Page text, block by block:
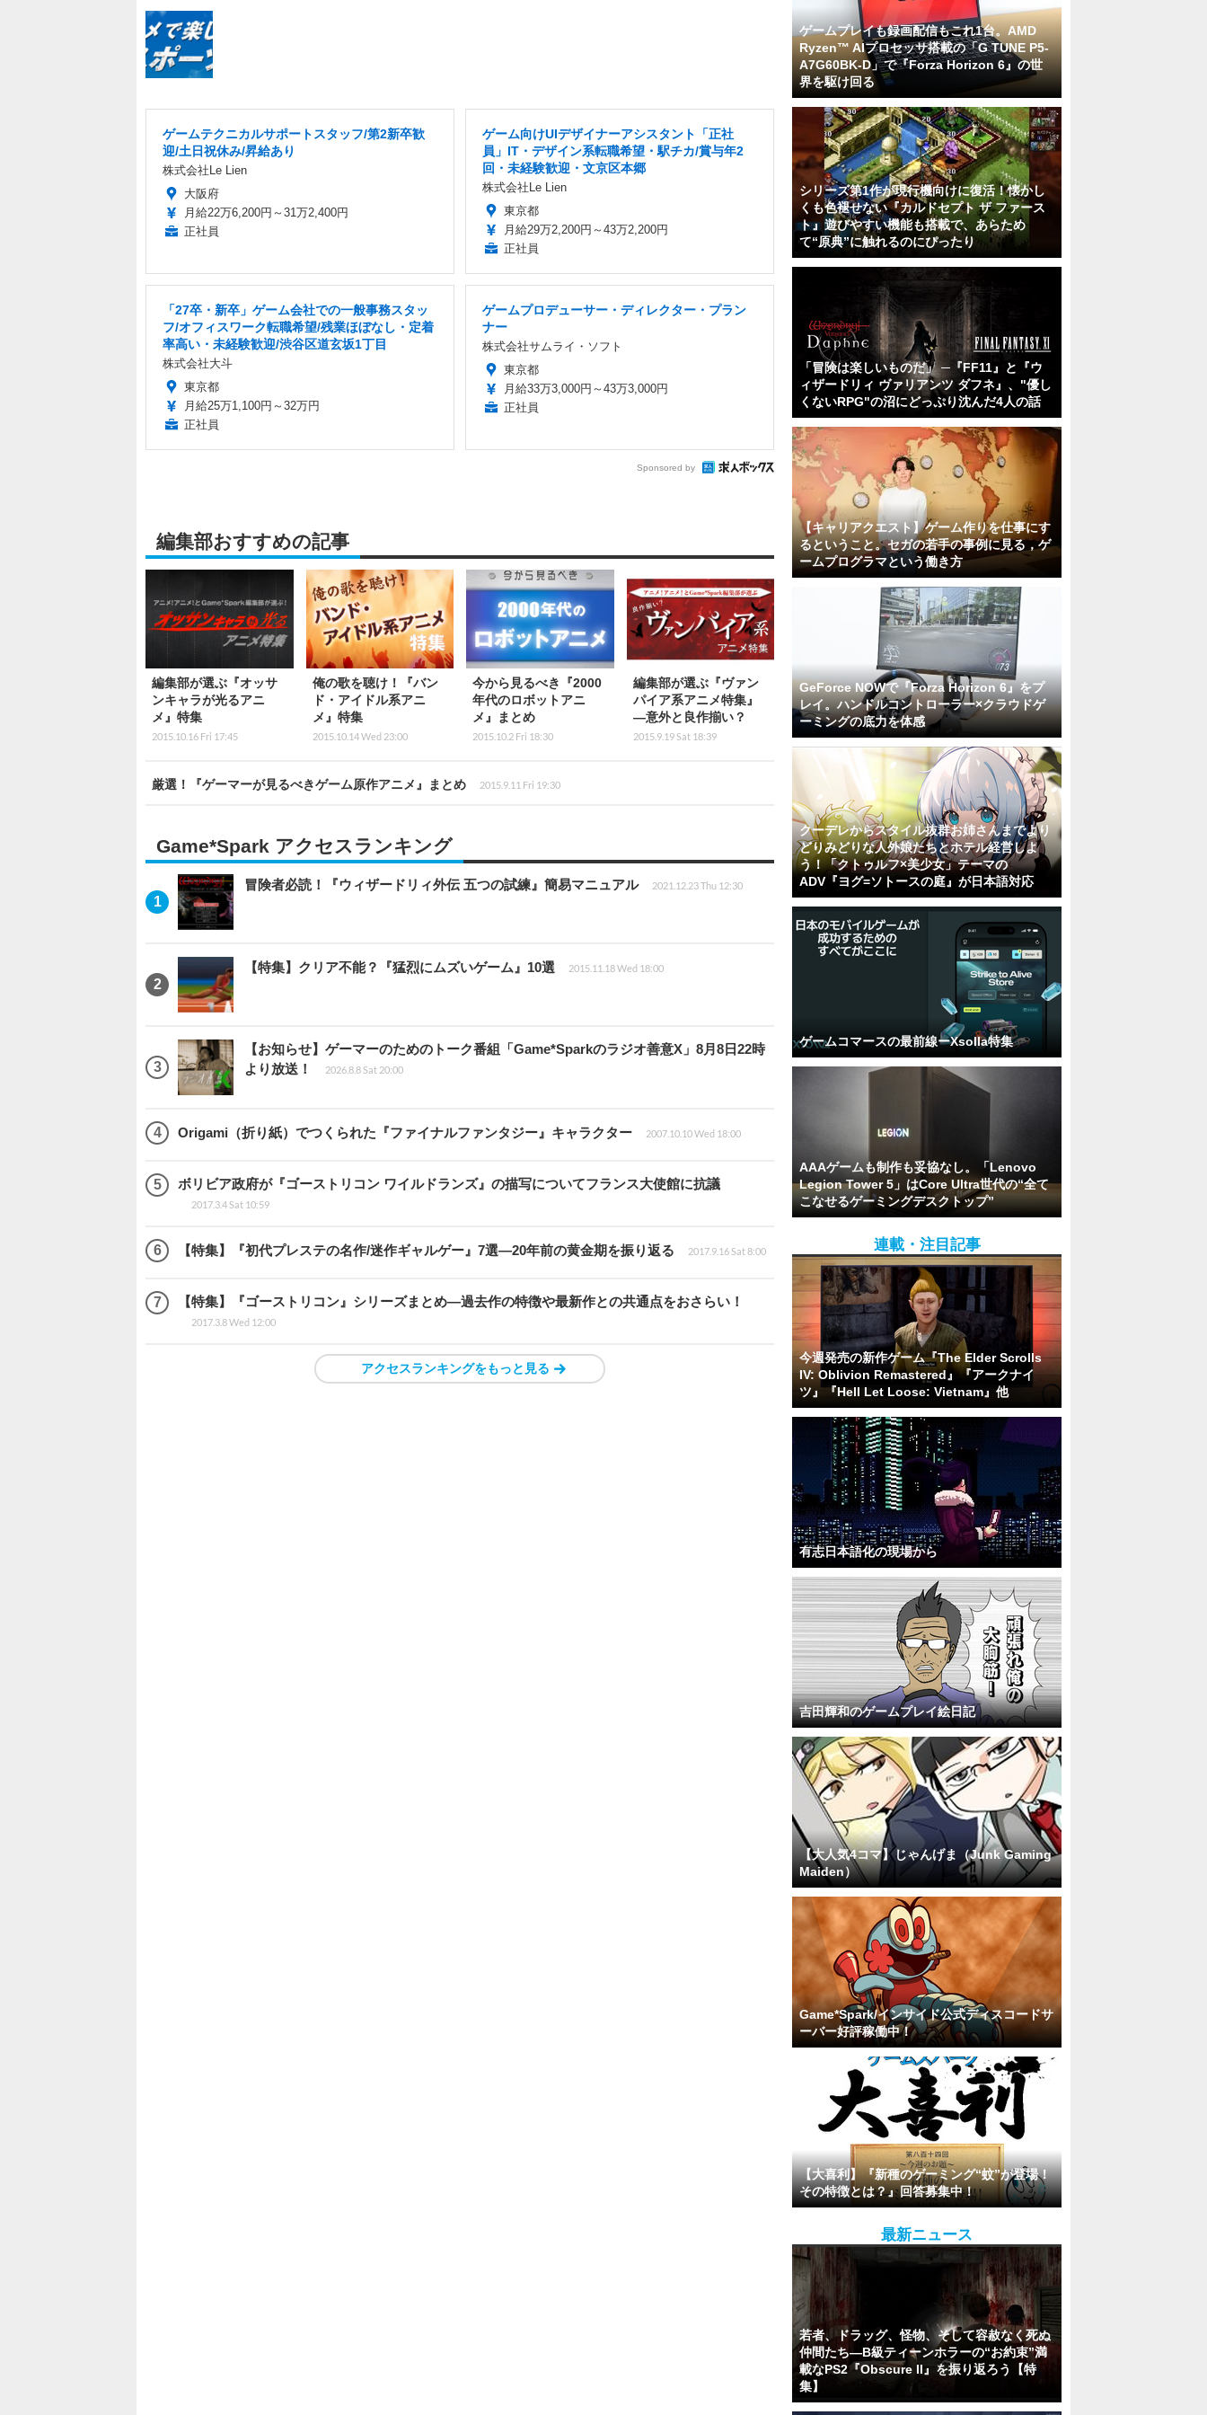
ゲームテクニカルサポートスタッフ/第2新卒歓
迎/土日祝休み/昇給あり
株式会社Le Lien
大阪府
月給22万6,200円～31万2,400円
正社員
ゲーム向けUIデザイナーアシスタント「正社
員」IT・デザイン系転職希望・駅チカ/賞与年2
回・未経験歓迎・文京区本郷
株式会社Le Lien
東京都
月給29万2,200円～43万2,200円
正社員
「27卒・新卒」ゲーム会社での一般事務スタッ
フ/オフィスワーク転職希望/残業ほぼなし・定着
率高い・未経験歓迎/渋谷区道玄坂1丁目
株式会社大斗
東京都
月給25万1,100円～32万円
正社員
ゲームプロデューサー・ディレクター・プラン
ナー
株式会社サムライ・ソフト
東京都
月給33万3,000円～43万3,000円
正社員
Sponsored by
編集部おすすめの記事
編集部が選ぶ『オッサ
ンキャラが光るアニ
メ』特集
2015.10.16 Fri 17:45
俺の歌を聴け！『バン
ド・アイドル系アニ
メ』特集
2015.10.14 Wed 23:00
今から見るべき『2000
年代のロボットアニ
メ』まとめ
2015.10.2 Fri 18:30
編集部が選ぶ『ヴァン
パイア系アニメ特集』
―意外と良作揃い？
2015.9.19 Sat 18:39
厳選！『ゲーマーが見るべきゲーム原作アニメ』まとめ 2015.9.11 Fri 19:30
Game*Spark アクセスランキング
冒険者必読！『ウィザードリィ外伝 五つの試練』簡易マニュアル 2021.12.23 Thu 12:30
【特集】クリア不能？『猛烈にムズいゲーム』10選 2015.11.18 Wed 18:00
【お知らせ】ゲーマーのためのトーク番組「Game*Sparkのラジオ善意X」8月8日22時
より放送！
2026.8.8 Sat 20:00
Origami（折り紙）でつくられた『ファイナルファンタジー』キャラクター 2007.10.10 Wed 18:00
ボリビア政府が『ゴーストリコン ワイルドランズ』の描写についてフランス大使館に抗議
2017.3.4 Sat 10:59
【特集】『初代プレステの名作/迷作ギャルゲー』7選―20年前の黄金期を振り返る 2017.9.16 Sat 8:00
【特集】『ゴーストリコン』シリーズまとめ―過去作の特徴や最新作との共通点をおさらい！
2017.3.8 Wed 12:00
アクセスランキングをもっと見る
ゲームプレイも録画配信もこれ1台。AMD
Ryzen™ AIプロセッサ搭載の「G TUNE P5-
A7G60BK-D」で『Forza Horizon 6』の世
界を駆け回る
シリーズ第1作が現行機向けに復活！懐かし
くも色褪せない『カルドセプト ザ ファース
ト』遊びやすい機能も搭載で、あらため
て“原典”に触れるのにぴったり
「冒険は楽しいものだ」 ─『FF11』と『ウ
ィザードリィ ヴァリアンツ ダフネ』、"優し
くないRPG"の沼にどっぷり沈んだ4人の話
【キャリアクエスト】ゲーム作りを仕事にす
るということ。セガの若手の事例に見る，ゲ
ームプログラマという働き方
GeForce NOWで『Forza Horizon 6』をプ
レイ。ハンドルコントローラー×クラウドゲ
ーミングの底力を体感
クーデレからスタイル抜群お姉さんまでより
どりみどりな人外娘たちとホテル経営しよ
う！「クトゥルフ×美少女」テーマの
ADV『ヨグ=ソトースの庭』が日本語対応
ゲームコマースの最前線ーXsolla特集
AAAゲームも制作も妥協なし。「Lenovo
Legion Tower 5」はCore Ultra世代の“全て
こなせるゲーミングデスクトップ”
連載・注目記事
今週発売の新作ゲーム『The Elder Scrolls
IV: Oblivion Remastered』『アークナイ
ツ』『Hell Let Loose: Vietnam』他
有志日本語化の現場から
吉田輝和のゲームプレイ絵日記
【大人気4コマ】じゃんげま（Junk Gaming
Maiden）
Game*Spark/インサイド公式ディスコードサ
ーバー好評稼働中！
【大喜利】『新種のゲーミング“蚊”が登場！
その特徴とは？』回答募集中！
最新ニュース
若者、ドラッグ、怪物、そして容赦なく死ぬ
仲間たち―B級ティーンホラーの“お約束”満
載なPS2『Obscure II』を振り返ろう【特
集】